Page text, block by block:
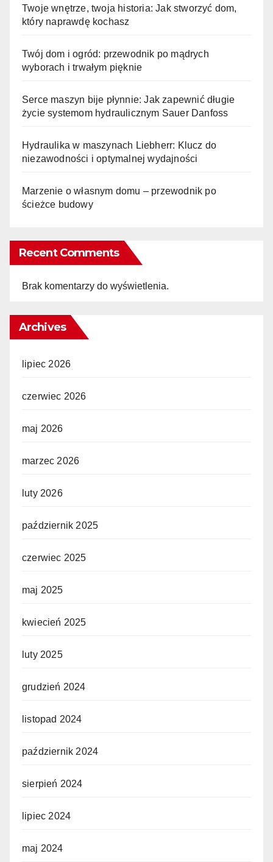
Twoje wnętrze, twoja historia: Jak stworzyć dom,
który naprawdę kochasz
Twój dom i ogród: przewodnik po mądrych
wyborach i trwałym pięknie
Serce maszyn bije płynnie: Jak zapewnić długie
życie systemom hydraulicznym Sauer Danfoss
Hydraulika w maszynach Liebherr: Klucz do
niezawodności i optymalnej wydajności
Marzenie o własnym domu – przewodnik po
ścieżce budowy
Recent Comments
Brak komentarzy do wyświetlenia.
Archives
lipiec 2026
czerwiec 2026
maj 2026
marzec 2026
luty 2026
październik 2025
czerwiec 2025
maj 2025
kwiecień 2025
luty 2025
grudzień 2024
listopad 2024
październik 2024
sierpień 2024
lipiec 2024
maj 2024